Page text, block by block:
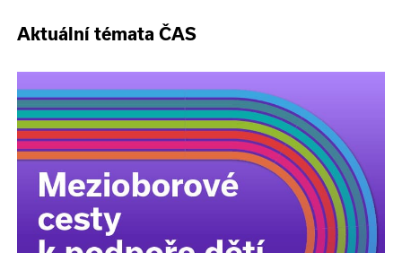
Aktuální témata ČAS